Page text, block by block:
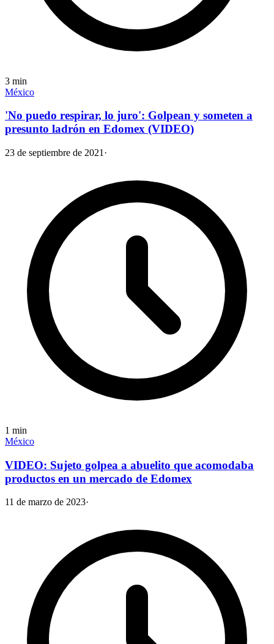
3 min
México
'No puedo respirar, lo juro': Golpean y someten a
presunto ladrón en Edomex (VIDEO)
23 de septiembre de 2021 ·
1 min
México
VIDEO: Sujeto golpea a abuelito que acomodaba
productos en un mercado de Edomex
11 de marzo de 2023·